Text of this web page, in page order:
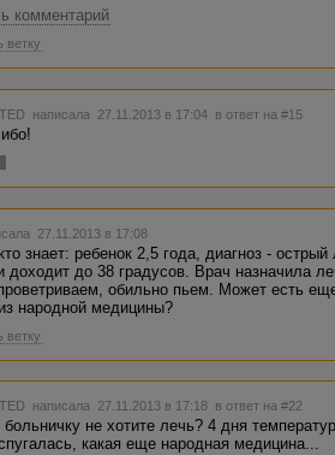
комментарий
ветку
написала 27.11.2013 в 17:04 в ответ на #15
27.11.2013 в 17:08
знает: ребенок 2,5 года, диагноз -
доходит до 38 градусов. Врач назначила
обильно пьем. Может есть
народной медицины?
ветку
написала 27.11.2013 в 17:18 в ответ на #22
не хотите лечь? 4 дня
какая еще народная медицина...